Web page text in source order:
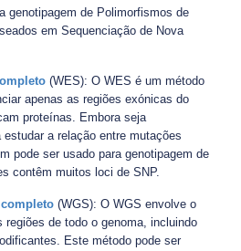
genotipagem de Polimorfismos de
em Sequenciação de Nova
(WES): O WES é um método
apenas as regiões exónicas do
proteínas. Embora seja
a relação entre mutações
pode ser usado para genotipagem de
contêm muitos loci de SNP.
(WGS): O WGS envolve o
de todo o genoma, incluindo
Este método pode ser